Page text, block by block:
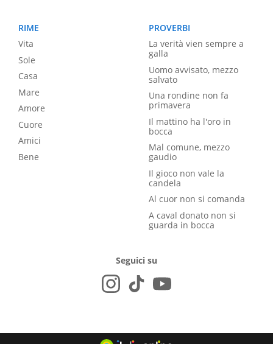
RIME
Vita
Sole
Casa
Mare
Amore
Cuore
Amici
Bene
PROVERBI
La verità vien sempre a
galla
Uomo avvisato, mezzo
salvato
Una rondine non fa
primavera
Il mattino ha l'oro in
bocca
Mal comune, mezzo
gaudio
Il gioco non vale la
candela
Al cuor non si comanda
A caval donato non si
guarda in bocca
Seguici su